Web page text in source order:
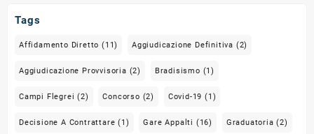
Tags
Affidamento Diretto (11) Aggiudicazione Definitiva (2)
Aggiudicazione Provvisoria (2) Bradisismo (1)
Campi Flegrei (2) Concorso (2) Covid-19 (1)
Decisione A Contrattare (1) Gare Appalti (16) Graduatoria (2)